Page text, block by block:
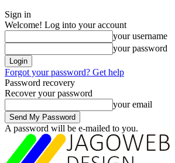
Sign in
Welcome! Log into your account
your username
your password
Forgot your password? Get help
Password recovery
Recover your password
your email
A password will be e-mailed to you.